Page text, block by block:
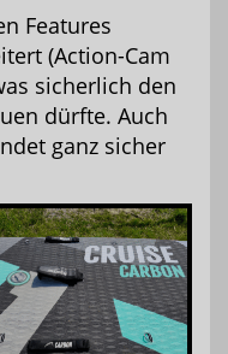
Features
(Action-Cam
sicherlich den
dürfte. Auch
ganz sicher